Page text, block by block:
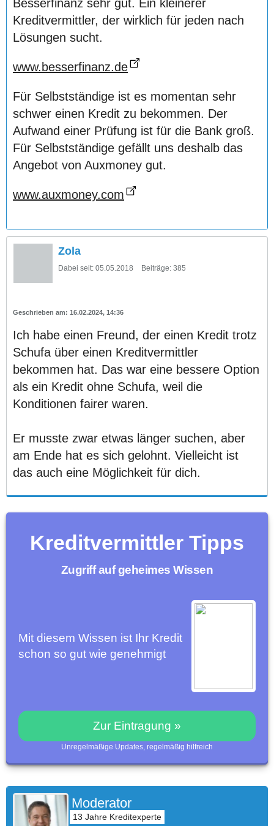
Besserfinanz sehr gut. Ein kleinerer
Kreditvermittler, der wirklich für jeden nach
Lösungen sucht.
www.besserfinanz.de
Für Selbstständige ist es momentan sehr
schwer einen Kredit zu bekommen. Der
Aufwand einer Prüfung ist für die Bank groß.
Für Selbstständige gefällt uns deshalb das
Angebot von Auxmoney gut.
www.auxmoney.com
Zola
Dabei seit: 05.05.2018 Beiträge: 385
16.02.2024, 14:36
Ich habe einen Freund, der einen Kredit trotz
Schufa über einen Kreditvermittler
bekommen hat. Das war eine bessere Option
als ein Kredit ohne Schufa, weil die
Konditionen fairer waren.
Er musste zwar etwas länger suchen, aber
am Ende hat es sich gelohnt. Vielleicht ist
das auch eine Möglichkeit für dich.
Kreditvermittler Tipps
Zugriff auf geheimes Wissen
Mit diesem Wissen ist Ihr Kredit
schon so gut wie genehmigt
Zur Eintragung »
Unregelmäßige Updates, regelmäßig hilfreich
Moderator